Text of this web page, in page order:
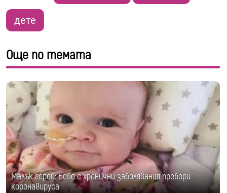
дете
Още по темата
Малък герой: Бебе с хронични заболявания пребори
коронавируса